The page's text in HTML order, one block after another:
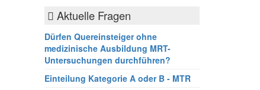
Aktuelle Fragen
Dürfen Quereinsteiger ohne
medizinische Ausbildung MRT-
Untersuchungen durchführen?
Einteilung Kategorie A oder B - MTR